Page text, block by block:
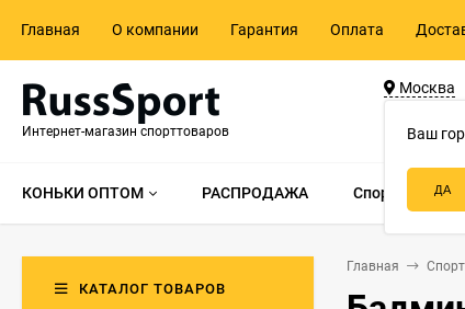
Главная О компании Гарантия Оплата
Интернет-магазин спорттоваров
Москва
Ваш
д.55, стр.1
КОНЬКИ ОПТОМ РАСПРОДАЖА Спорттовары
Главная
КАТАЛОГ ТОВАРОВ